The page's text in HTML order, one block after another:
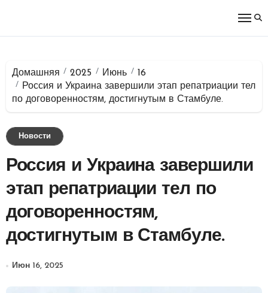
Домашняя 2025 Июнь
16
Россия и Украина завершили этап репатриации тел
по договоренностям, достигнутым в Стамбуле.
Новости
Россия и Украина завершили
этап репатриации тел по
договоренностям,
достигнутым в Стамбуле.
Июн 16, 2025